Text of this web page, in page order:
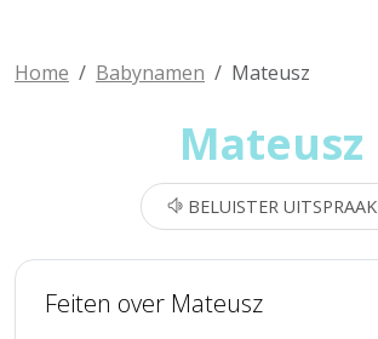
Home Babynamen Mateusz
Mateusz
BELUISTER UITSPRAAK
Feiten over Mateusz